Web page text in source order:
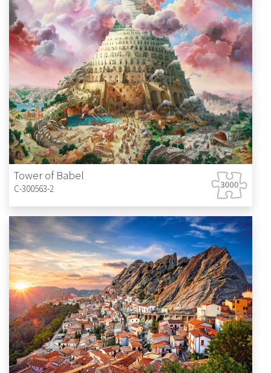
Tower of Babel
C-300563-2